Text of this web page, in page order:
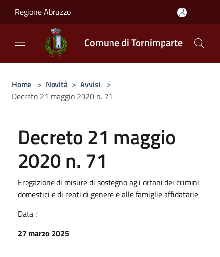
Regione Abruzzo
Comune di Tornimparte
Home > Novità > Avvisi >
Decreto 21 maggio 2020 n. 71
Decreto 21 maggio
2020 n. 71
Erogazione di misure di sostegno agli orfani dei crimini
domestici e di reati di genere e alle famiglie affidatarie
Data :
27 marzo 2025